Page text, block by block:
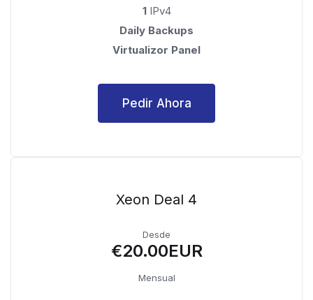
1IPv4
Daily Backups
Virtualizor Panel
Pedir Ahora
Xeon Deal 4
Desde
€20.00EUR
Mensual